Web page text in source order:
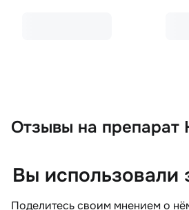
Отзывы на препарат
Вы использовали
Поделитесь своим мнением о